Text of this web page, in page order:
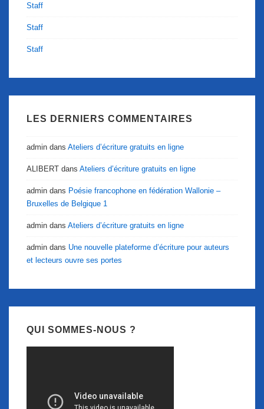
Staff
Staff
Staff
LES DERNIERS COMMENTAIRES
admin dans Ateliers d’écriture gratuits en ligne
ALIBERT dans Ateliers d’écriture gratuits en ligne
admin dans Poésie francophone en fédération Wallonie –
Bruxelles de Belgique 1
admin dans Ateliers d’écriture gratuits en ligne
admin dans Une nouvelle plateforme d’écriture pour auteurs
et lecteurs ouvre ses portes
QUI SOMMES-NOUS ?